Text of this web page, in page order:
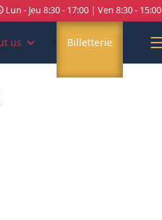
Lun - Jeu 8:30 - 17:00 | Ven 8:30 - 15:00
us "> Billetterie